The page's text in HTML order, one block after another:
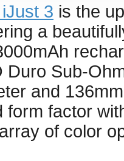
3 is the
a
Duro Sub-
and
form factor
of color